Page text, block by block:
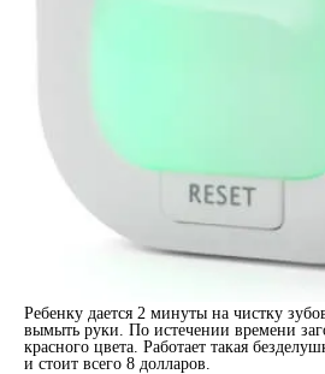
Ребенку дается 2 минуты на чистку
вымыть руки. По истечении времени
красного цвета. Работает такая
и стоит всего 8 долларов.